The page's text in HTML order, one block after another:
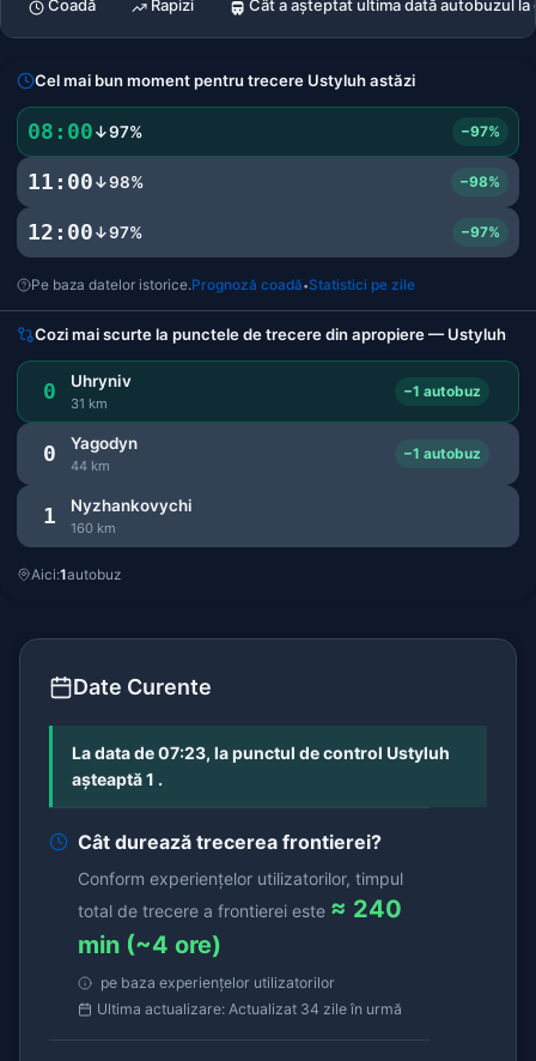
Coadă Rapizi Cât a așteptat ultima dată autobuzul la
Cel mai bun moment pentru trecere Ustyluh astăzi
08:00↓97% −97%
11:00↓98% −98%
12:00↓97% −97%
Pe baza datelor istorice.Prognoză coadă•Statistici pe zile
Cozi mai scurte la punctele de trecere din apropiere — Ustyluh
0 Uhryniv
31 km
−1 autobuz
0 Yagodyn
44 km
−1 autobuz
1 Nyzhankovychi
160 km
Aici:1autobuz
Date Curente
La data de 07:23, la punctul de control Ustyluh
așteaptă 1 .
Cât durează trecerea frontierei?
Conform experiențelor utilizatorilor, timpul
total de trecere a frontierei este ≈ 240
min (~4 ore)
pe baza experiențelor utilizatorilor
Ultima actualizare: Actualizat 34 zile în urmă